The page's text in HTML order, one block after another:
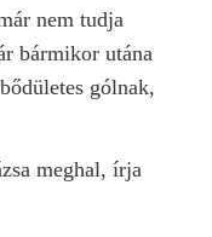
nem tudja
bármikor utána
gólnak,
meghal, írja